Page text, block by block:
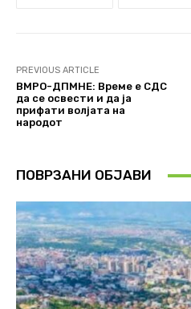
PREVIOUS ARTICLE
ВМРО-ДПМНЕ: Време е СДС
да се освести и да ја
прифати волјата на
народот
ПОВРЗАНИ ОБЈАВИ